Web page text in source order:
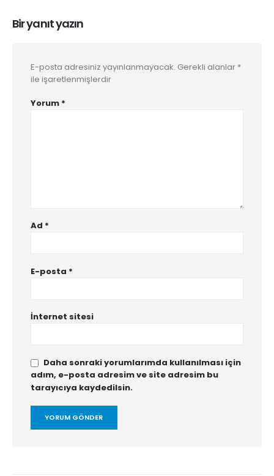
Bir yanıt yazın
E-posta adresiniz yayınlanmayacak. Gerekli alanlar *
ile işaretlenmişlerdir
Yorum *
Ad *
E-posta *
İnternet sitesi
Daha sonraki yorumlarımda kullanılması için
adım, e-posta adresim ve site adresim bu
tarayıcıya kaydedilsin.